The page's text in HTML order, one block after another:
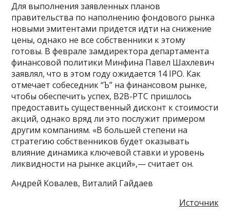
Для выполнения заявленных планов
правительства по наполнению фондового рынка
новыми эмитентами придется идти на снижение
цены, однако не все собственники к этому
готовы. В феврале замдиректора департамента
финансовой политики Минфина Павел Шахлевич
заявлял, что в этом году ожидается 14 IPO. Как
отмечает собеседник “Ъ” на финансовом рынке,
чтобы обеспечить успех, B2B-РТС пришлось
предоставить существенный дисконт к стоимости
акций, однако вряд ли это послужит примером
другим компаниям. «В большей степени на
стратегию собственников будет оказывать
влияние динамика ключевой ставки и уровень
ликвидности на рынке акций»,— считает он.
Андрей Ковалев, Виталий Гайдаев
Источник